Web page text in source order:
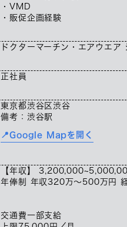
・VMD
・販促企画経験
ドクターマーチン・エアウエア
正社員
東京都渋谷区渋谷
備考：渋谷駅
📍Google Mapを開く
【年収】
年俸制 年収320万～500万円
交通費一部支給